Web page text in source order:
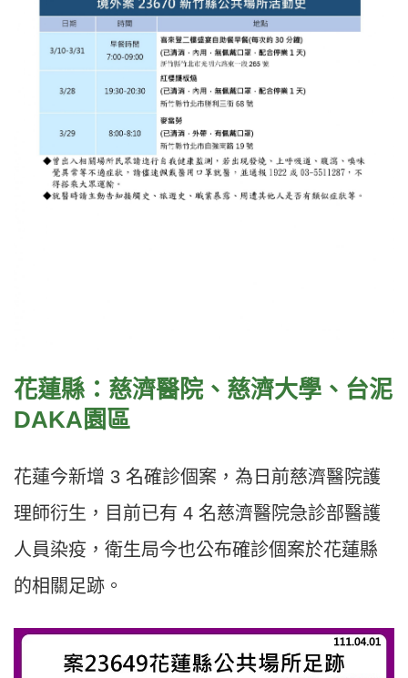
花蓮縣：慈濟醫院、慈濟大學、台泥
DAKA園區
花蓮今新增 3 名確診個案，為日前慈濟醫院護
理師衍生，目前已有 4 名慈濟醫院急診部醫護
人員染疫，衛生局今也公布確診個案於花蓮縣
的相關足跡。